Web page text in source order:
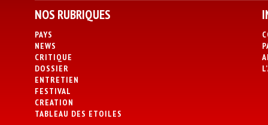
NOS RUBRIQUES
PAYS
NEWS
CRITIQUE
DOSSIER
ENTRETIEN
FESTIVAL
CREATION
TABLEAU DES ETOILES